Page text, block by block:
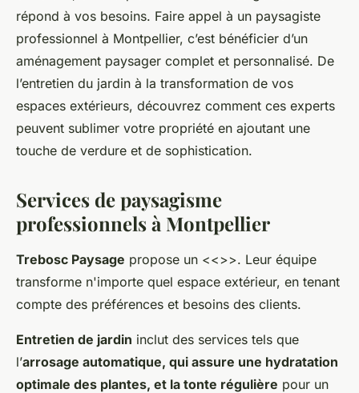
propriété
Mya•30 juin 2024•2 min de lecture
répond à vos besoins. Faire appel à un paysagiste
professionnel à Montpellier, c’est bénéficier d’un
aménagement paysager complet et personnalisé. De
l’entretien du jardin à la transformation de vos
espaces extérieurs, découvrez comment ces experts
peuvent sublimer votre propriété en ajoutant une
touche de verdure et de sophistication.
Services de paysagisme
professionnels à Montpellier
Trebosc Paysage propose un <<>>. Leur équipe
transforme n'importe quel espace extérieur, en tenant
compte des préférences et besoins des clients.
Entretien de jardin inclut des services tels que
l’arrosage automatique, qui assure une hydratation
optimale des plantes, et la tonte régulière pour un